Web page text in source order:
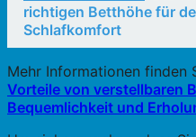
richtigen Betthöhe für
Schlafkomfort
Mehr Informationen finden
Vorteile von verstellbaren
Bequemlichkeit und